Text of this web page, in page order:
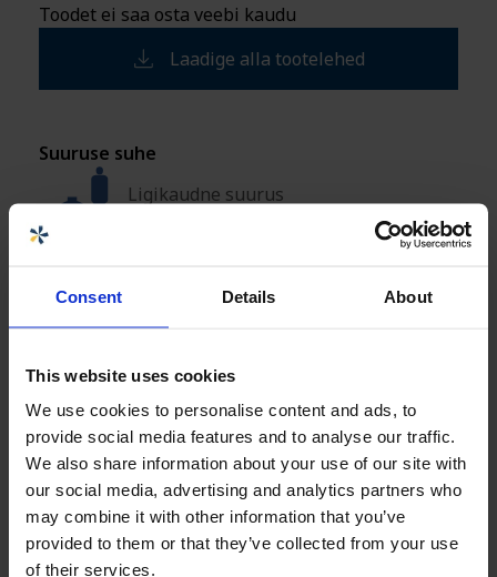
Consent Details About
This website uses cookies
We use cookies to personalise content and ads, to
provide social media features and to analyse our traffic.
We also share information about your use of our site with
our social media, advertising and analytics partners who
may combine it with other information that you’ve
provided to them or that they’ve collected from your use
of their services.
Suuruse suhe
Ligikaudne suurus
Omadused
Toote teave +
Spetsifikatsioonid
Toodet ei saa osta veebi kaudu
Laadige alla tootelehed